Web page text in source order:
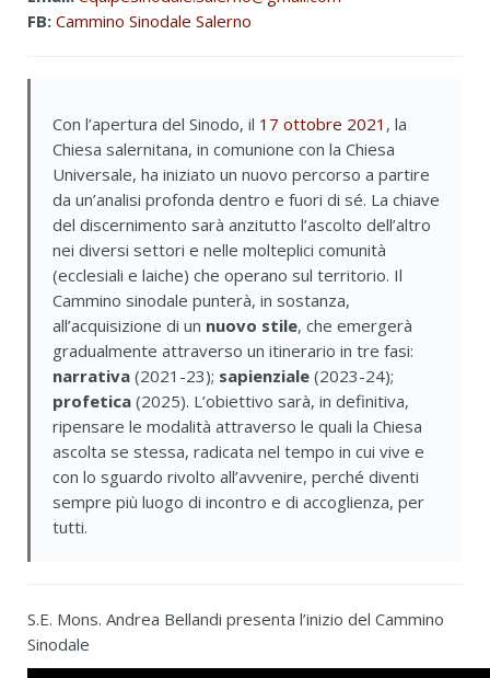
FB: Cammino Sinodale Salerno
Con l’apertura del Sinodo, il 17 ottobre 2021 , la
Chiesa salernitana, in comunione con la Chiesa
Universale, ha iniziato un nuovo percorso a partire
da un’analisi profonda dentro e fuori di sé. La chiave
del discernimento sarà anzitutto l’ascolto dell’altro
nei diversi settori e nelle molteplici comunità
(ecclesiali e laiche) che operano sul territorio. Il
Cammino sinodale punterà, in sostanza,
all’acquisizione di un nuovo stile, che emergerà
gradualmente attraverso un itinerario in tre fasi:
narrativa (2021-23); sapienziale (2023-24);
profetica (2025). L’obiettivo sarà, in definitiva,
ripensare le modalità attraverso le quali la Chiesa
ascolta se stessa, radicata nel tempo in cui vive e
con lo sguardo rivolto all’avvenire, perché diventi
sempre più luogo di incontro e di accoglienza, per
tutti.
S.E. Mons. Andrea Bellandi presenta l’inizio del Cammino
Sinodale